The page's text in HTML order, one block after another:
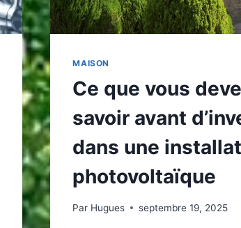
MAISON
Ce que vous
savoir avant
dans une
photovoltaïque
Par Hugues septembre 19, 2025